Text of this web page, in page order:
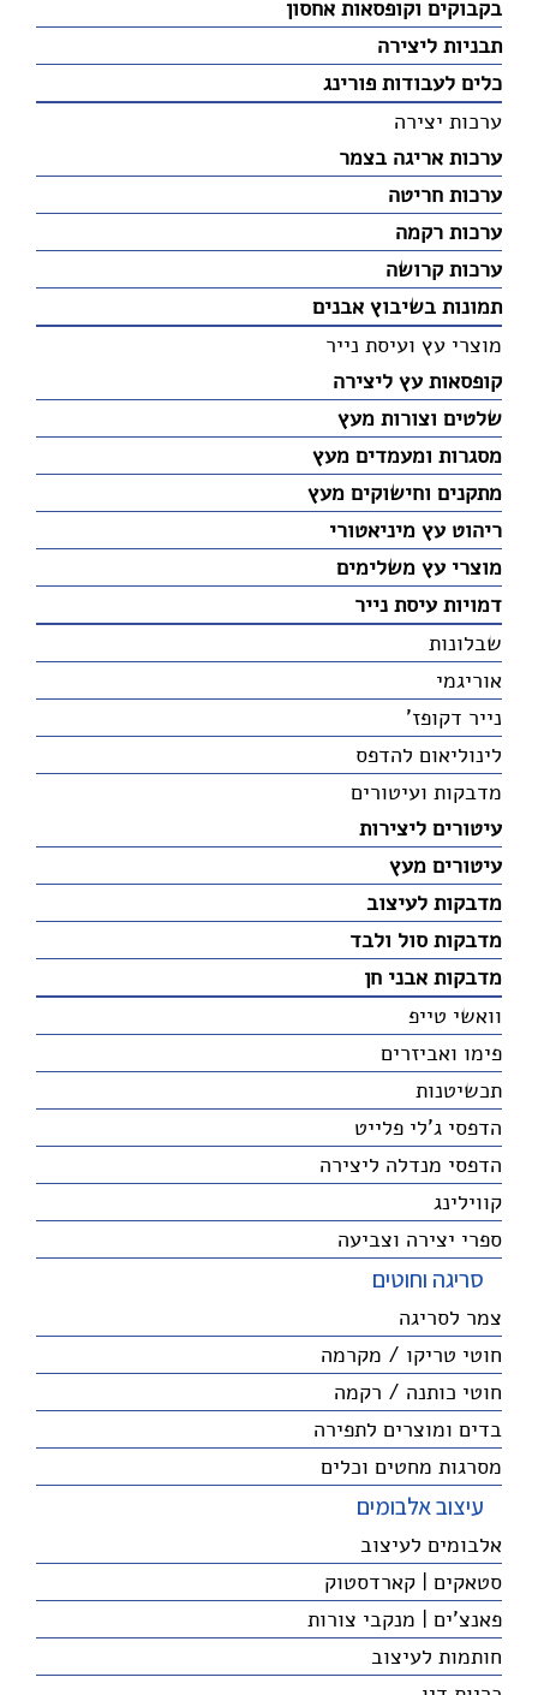
בקבוקים וקופסאות אחסון
תבניות ליצירה
כלים לעבודות פורינג
ערכות יצירה
ערכות אריגה בצמר
ערכות חריטה
ערכות רקמה
ערכות קרושה
תמונות בשיבוץ אבנים
מוצרי עץ ועיסת נייר
קופסאות עץ ליצירה
שלטים וצורות מעץ
מסגרות ומעמדים מעץ
מתקנים וחישוקים מעץ
ריהוט עץ מיניאטורי
מוצרי עץ משלימים
דמויות עיסת נייר
שבלונות
אוריגמי
נייר דקופז'
לינוליאום להדפס
מדבקות ועיטורים
עיטורים ליצירות
עיטורים מעץ
מדבקות לעיצוב
מדבקות סול ולבד
מדבקות אבני חן
וואשי טייפ
פימו ואביזרים
תכשיטנות
הדפסי ג'לי פלייט
הדפסי מנדלה ליצירה
קווילינג
ספרי יצירה וצביעה
סריגה וחוטים
צמר לסריגה
חוטי טריקו / מקרמה
חוטי כותנה / רקמה
בדים ומוצרים לתפירה
מסרגות מחטים וכלים
עיצוב אלבומים
אלבומים לעיצוב
סטאקים | קארדסטוק
פאנצ'ים | מנקבי צורות
חותמות לעיצוב